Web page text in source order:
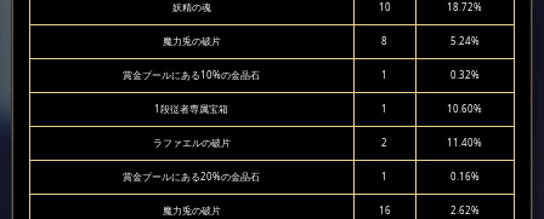
妖精の魂 10 18.72%
魔力兎の破片 8 5.24%
賞金プールにある10%の金晶石 1 0.32%
1段従者専属宝箱 1 10.60%
ラファエルの破片 2 11.40%
賞金プールにある20%の金晶石 1 0.16%
魔力兎の破片 16 2.62%